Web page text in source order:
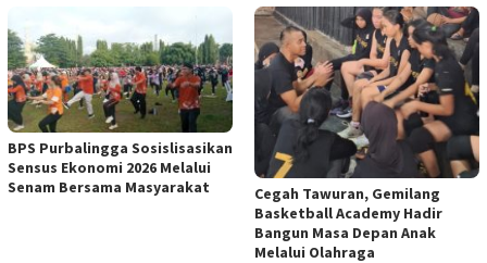
BPS Purbalingga Sosislisasikan
Sensus Ekonomi 2026 Melalui
Senam Bersama Masyarakat
Cegah Tawuran, Gemilang
Basketball Academy Hadir
Bangun Masa Depan Anak
Melalui Olahraga